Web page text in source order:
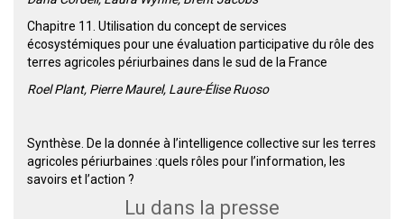
Chapitre 11. Utilisation du concept de services
écosystémiques pour une évaluation participative du rôle des
terres agricoles périurbaines dans le sud de la France
Roel Plant, Pierre Maurel, Laure-Élise Ruoso
Synthèse. De la donnée à l’intelligence collective sur les terres
agricoles périurbaines :quels rôles pour l’information, les
savoirs et l’action ?
Lu dans la presse